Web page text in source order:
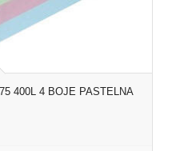
400L 4 BOJE PASTELNA